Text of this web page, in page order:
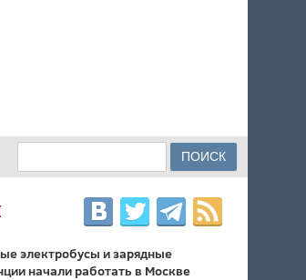
ФОРМА ПОИСКА
электробусы и зарядные
начали работать в Москве